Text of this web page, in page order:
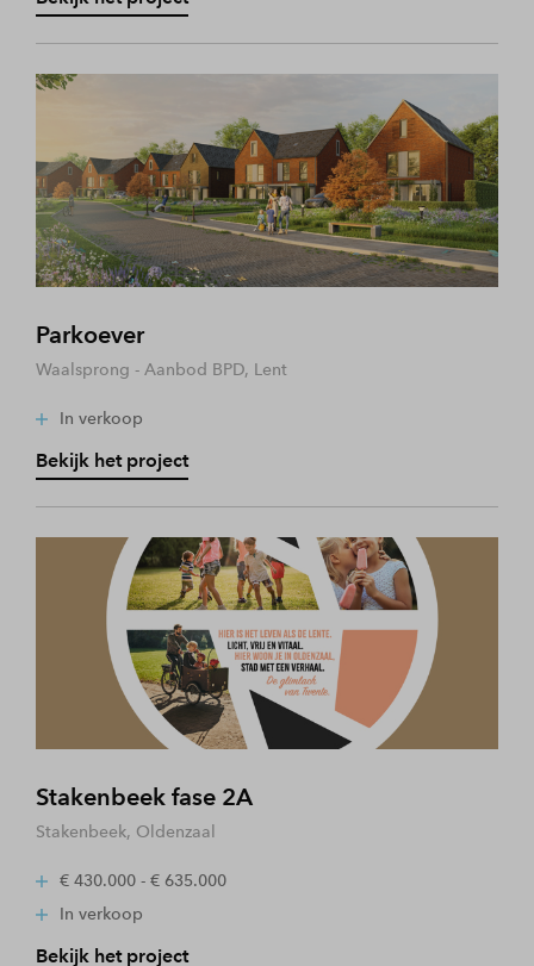
Parkoever
Waalsprong - Aanbod BPD, Lent
In verkoop
Bekijk het project
Stakenbeek fase 2A
Stakenbeek, Oldenzaal
€ 430.000 - € 635.000
In verkoop
Bekijk het project